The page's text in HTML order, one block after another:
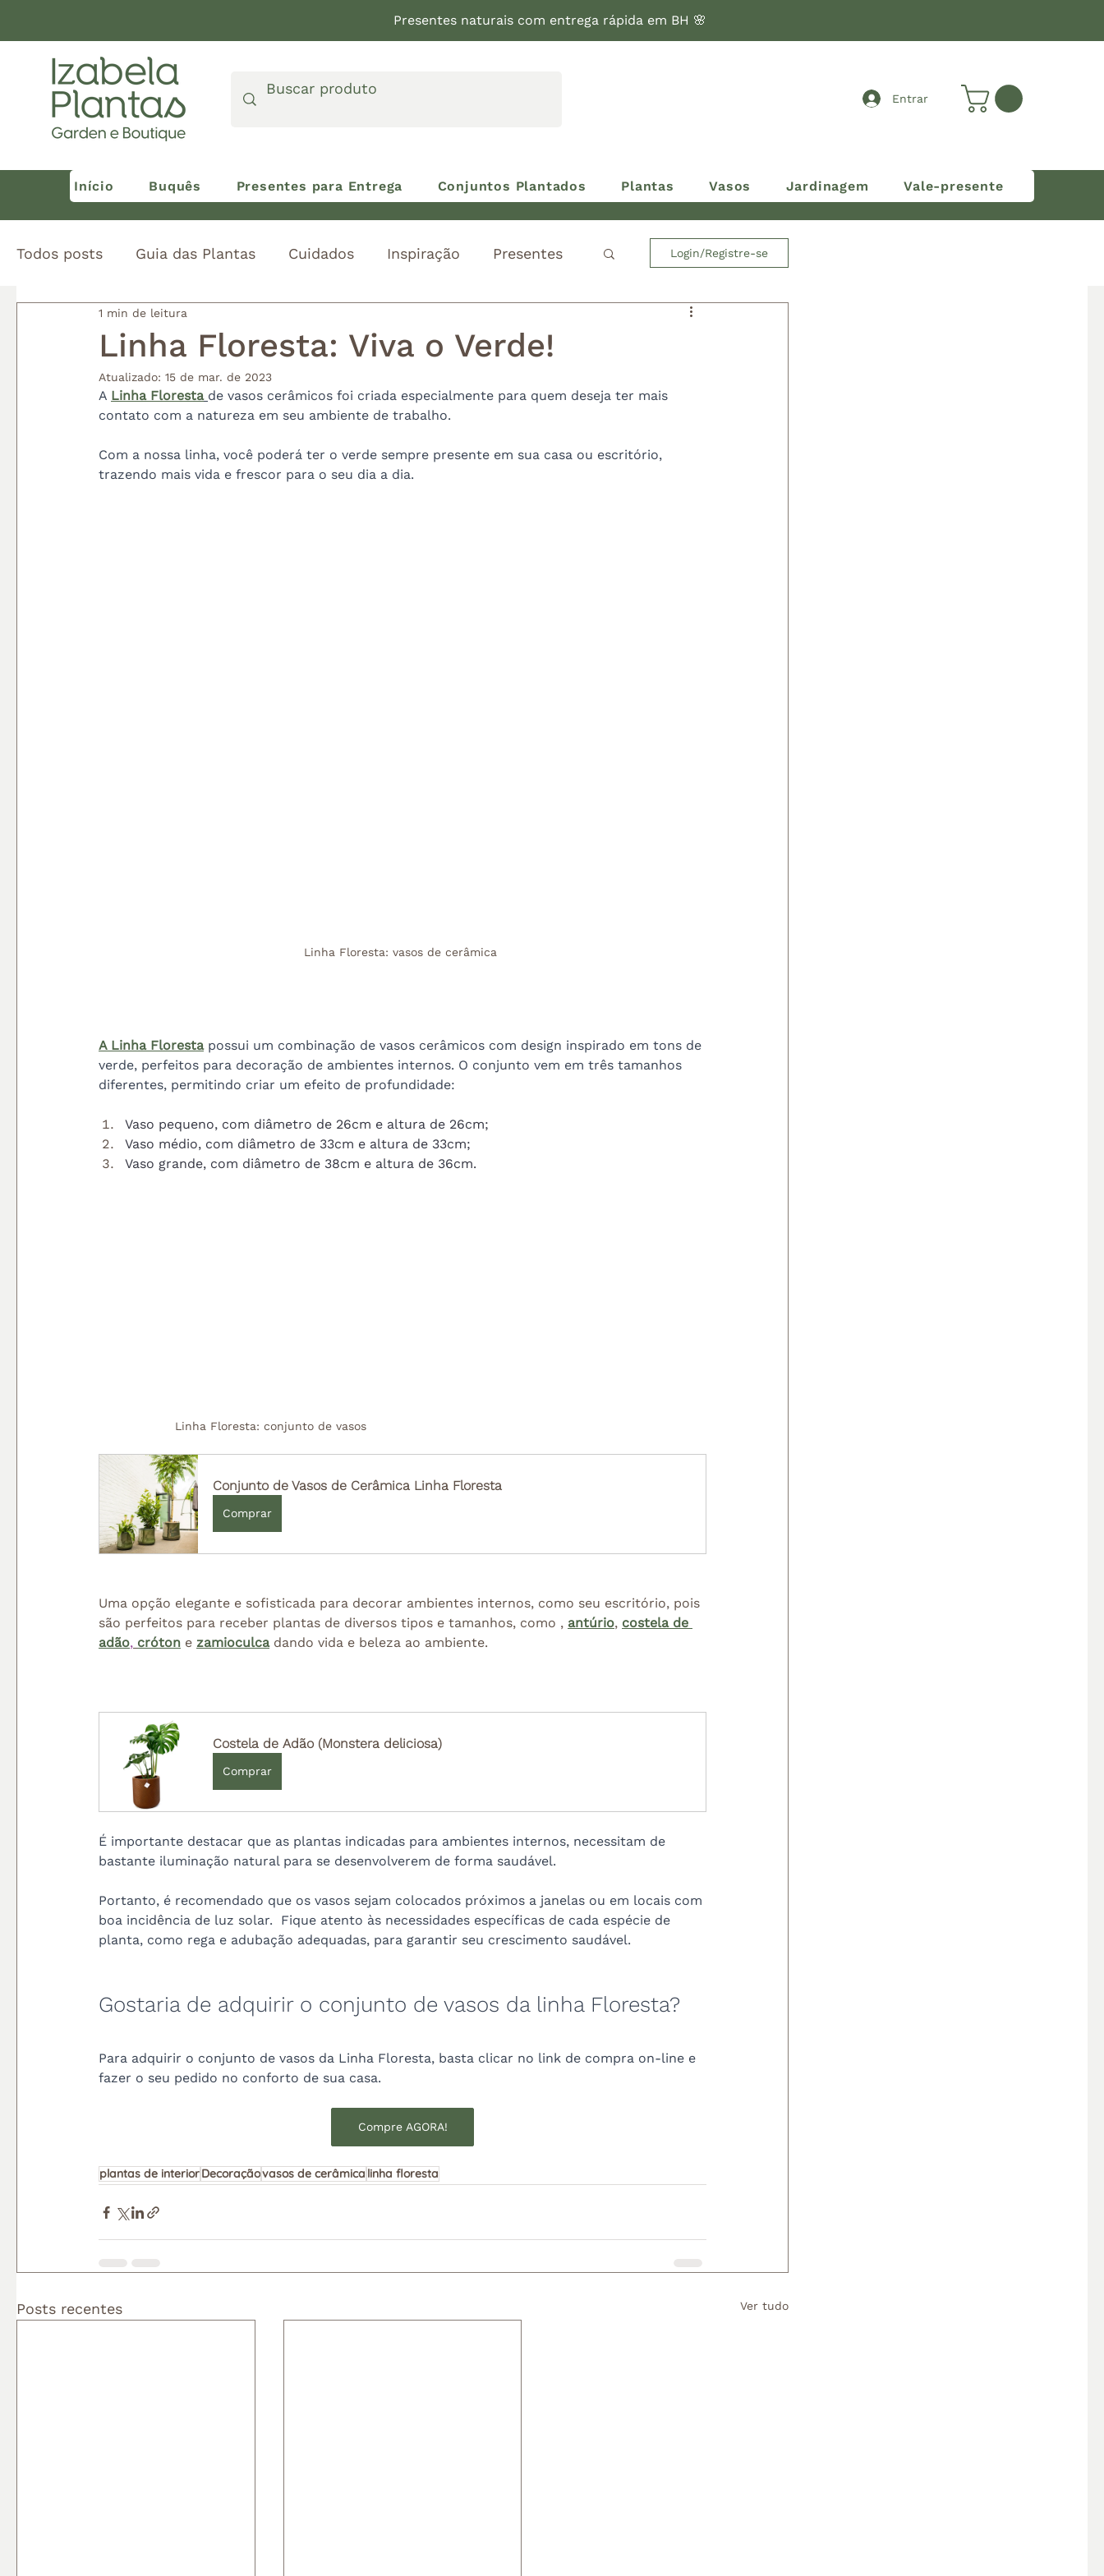
Presentes naturais com entrega rápida em BH 🌸
Entrar
Início Buquês Presentes para Entrega Conjuntos Plantados Plantas Vasos Jardinagem Vale-presente
Todos posts Guia das Plantas Cuidados Inspiração Presentes
Universo Izabela
Login/Registre-se
Linha Floresta: Viva o Verde!
1 min de leitura
Atualizado: 15 de mar. de 2023
A Linha Floresta de vasos cerâmicos foi criada especialmente para quem deseja ter mais
contato com a natureza em seu ambiente de trabalho.
Com a nossa linha, você poderá ter o verde sempre presente em sua casa ou escritório,
trazendo mais vida e frescor para o seu dia a dia.
Linha Floresta: vasos de cerâmica
A Linha Floresta possui um combinação de vasos cerâmicos com design inspirado em tons de
verde, perfeitos para decoração de ambientes internos. O conjunto vem em três tamanhos
diferentes, permitindo criar um efeito de profundidade:
Vaso pequeno, com diâmetro de 26cm e altura de 26cm;
Vaso médio, com diâmetro de 33cm e altura de 33cm;
Vaso grande, com diâmetro de 38cm e altura de 36cm.
Linha Floresta: conjunto de vasos
Conjunto de Vasos de Cerâmica Linha Floresta
Comprar
Uma opção elegante e sofisticada para decorar ambientes internos, como seu escritório, pois
são perfeitos para receber plantas de diversos tipos e tamanhos, como , antúrio, costela de
adão, cróton e zamioculca dando vida e beleza ao ambiente.
Costela de Adão (Monstera deliciosa)
Comprar
É importante destacar que as plantas indicadas para ambientes internos, necessitam de
bastante iluminação natural para se desenvolverem de forma saudável.
Portanto, é recomendado que os vasos sejam colocados próximos a janelas ou em locais com
boa incidência de luz solar.  Fique atento às necessidades específicas de cada espécie de
planta, como rega e adubação adequadas, para garantir seu crescimento saudável.
Gostaria de adquirir o conjunto de vasos da linha Floresta?
Para adquirir o conjunto de vasos da Linha Floresta, basta clicar no link de compra on-line e
fazer o seu pedido no conforto de sua casa.
Compre AGORA!
plantas de interiorDecoraçãovasos de cerâmica linha floresta
Posts recentes Ver tudo